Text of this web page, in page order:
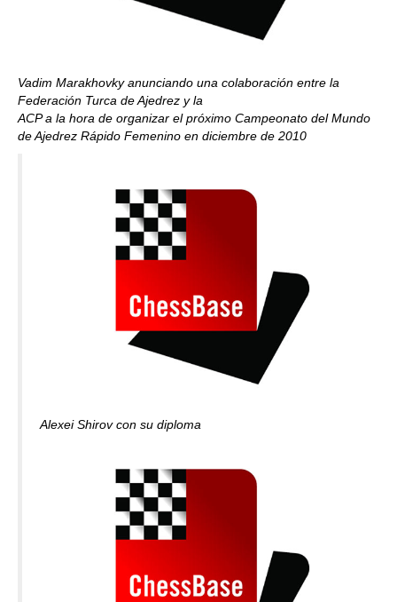
Vadim Marakhovky anunciando una colaboración entre la
Federación Turca de Ajedrez y la
ACP a la hora de organizar el próximo Campeonato del Mundo
de Ajedrez Rápido Femenino en diciembre de 2010
Alexei Shirov con su diploma